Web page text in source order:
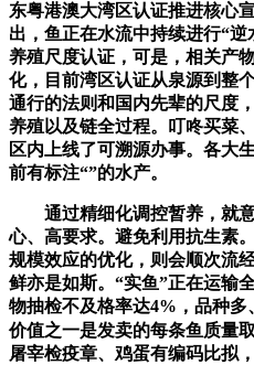
东粤港澳大湾区认证推进核心
出，鱼正在水流中持续进行“
养殖尺度认证，可是，相关产
化，目前湾区认证从泉源到整
通行的法则和国内先辈的尺度
养殖以及链全过程。叮咚买菜
区内上线了可溯源办事。各大
前有标注“”的水产。
通过精细化调控暂养，就意
心、高要求。避免利用抗生素
规模效应的优化，则会顺次流
鲜亦是如斯。“实鱼”正在运输
物抽检不及格率达4%，品种
价值之一是发卖的每条鱼质量
屠宰检疫章、鸡蛋有编码比拟